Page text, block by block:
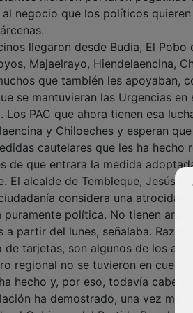
al negocio que los políticos
llegaron desde Budia, El
Majaelrayo, Hiendelaencina,
que también les apoyaban,
se mantuvieran las Urgencias en
Los PAC que ahora tienen esa
y Chiloeches y esperan
cautelares que les ha
de que entrara la medida
El alcalde de Tembleque, Jesús
considera una
puramente política. No tienen
a partir del lunes, señalaba.
de tarjetas, son algunos de los
regional no se tuvieron en
hecho y, por eso, todavía cabe
ha demostrado, una vez